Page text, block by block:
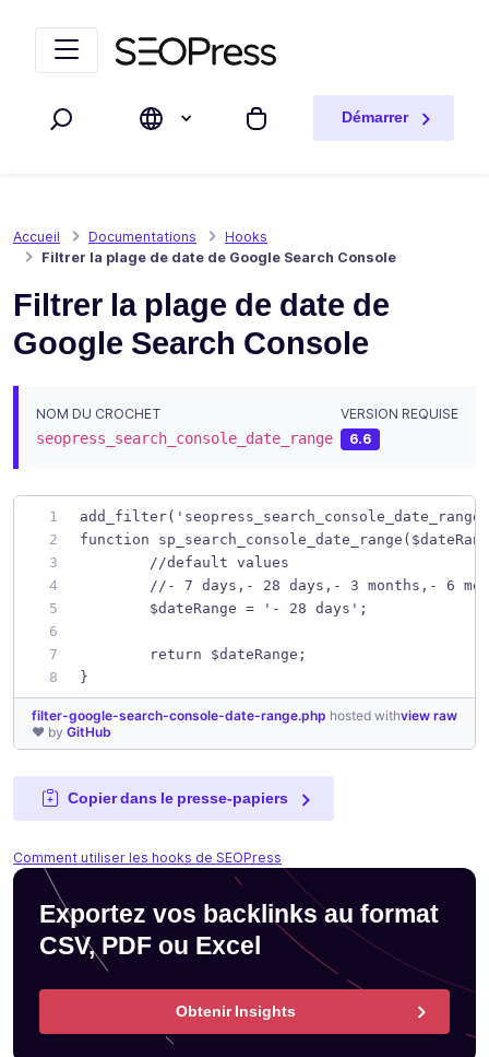
Rechercher Mon panier
Démarrer
Accueil Documentations
Hooks
Filtrer la plage de date de Google Search Console
Filtrer la plage de date de
Google Search Console
NOM DU CROCHET
seopress_search_console_date_range
VERSION REQUISE
6.6
function
	//default values
//- 7 days,- 28 days,- 3 months,- 6
	$dateRange = '- 28 days';
	return $dateRange;
}
view raw
filter-google-search-console-date-range.php hosted with
❤ by GitHub
Copier dans le presse-papiers
Comment utiliser les hooks de SEOPress
Exportez vos backlinks au format
CSV, PDF ou Excel
Obtenir Insights